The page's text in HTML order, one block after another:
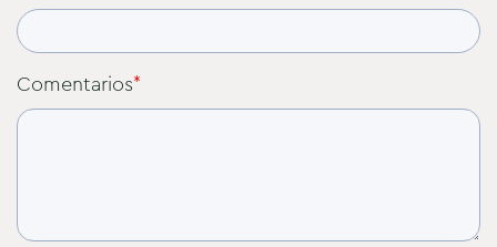
Comentarios*